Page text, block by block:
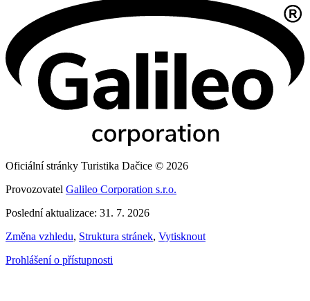
Oficiální stránky Turistika Dačice © 2026
Provozovatel Galileo Corporation s.r.o.
Poslední aktualizace: 31. 7. 2026
Změna vzhledu, Struktura stránek, Vytisknout
Prohlášení o přístupnosti